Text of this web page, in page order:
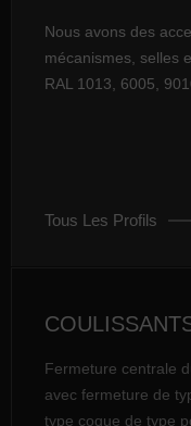
Nous avons des
mécanismes, selles
RAL 1013, 6005,
Tous Les Profils
Fermeture centrale
avec fermeture de
type coque de type